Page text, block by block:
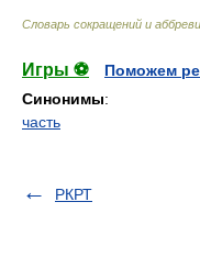
Словарь сокращений и
Игры ⚽
Поможем
Синонимы:
часть
РКРТ